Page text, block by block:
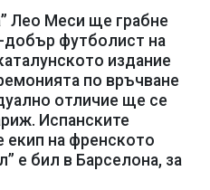
Лео Меси ще грабне
добър футболист на
издание
по връчване
отличие ще се
Испанските
екип на френското
е бил в Барселона, за